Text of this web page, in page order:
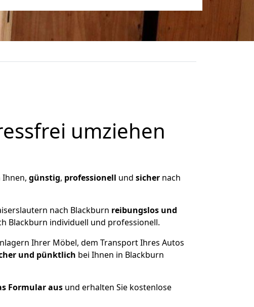
umziehen
Ihnen, günstig, professionell und sichernach
nach Blackburn reibungslos und
Blackburn individuell und professionell.
Ihrer Möbel, dem Transport Ihres Autos
und pünktlich bei Ihnen in Blackburn
Formular ausund erhalten Sie kostenlose